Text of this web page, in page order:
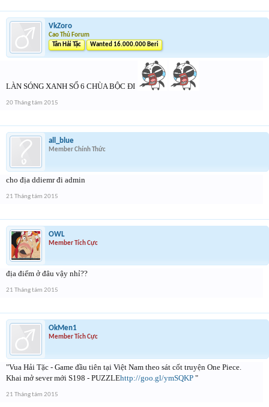
VkZoro
Cao Thủ Forum
Tân Hải Tặc
Wanted 16.000.000 Beri
LÀN SÓNG XANH SỐ 6 CHÙA BỘC ĐI
20 Tháng tám 2015
all_blue
Member Chính Thức
cho địa ddiemr đi admin
21 Tháng tám 2015
OWL
Member Tích Cực
địa điểm ở đâu vậy nhỉ??
21 Tháng tám 2015
OkMen1
Member Tích Cực
"Vua Hải Tặc - Game đầu tiên tại Việt Nam theo sát cốt truyện One Piece.
Khai mở sever mới S198 - PUZZLEhttp://goo.gl/ymSQKP "
21 Tháng tám 2015